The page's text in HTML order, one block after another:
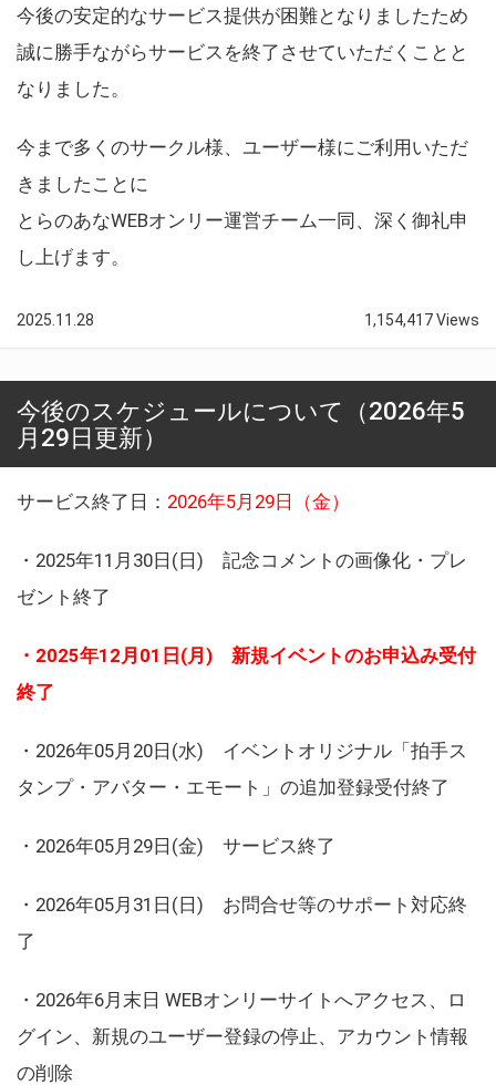
今後の安定的なサービス提供が困難となりましたため
誠に勝手ながらサービスを終了させていただくことと
なりました。
今まで多くのサークル様、ユーザー様にご利用いただ
きましたことに
とらのあなWEBオンリー運営チーム一同、深く御礼申
し上げます。
2025.11.28 1,154,417 Views
今後のスケジュールについて（2026年5
月29日更新）
サービス終了日： 2026年5月29日（金）
・2025年11月30日(日) 記念コメントの画像化・プレ
ゼント終了
・2025年12月01日(月) 新規イベントのお申込み受付
終了
・2026年05月20日(水) イベントオリジナル「拍手ス
タンプ・アバター・エモート」の追加登録受付終了
・2026年05月29日(金) サービス終了
・2026年05月31日(日) お問合せ等のサポート対応終
了
・2026年6月末日 WEBオンリーサイトへアクセス、ロ
グイン、新規のユーザー登録の停止、アカウント情報
の削除